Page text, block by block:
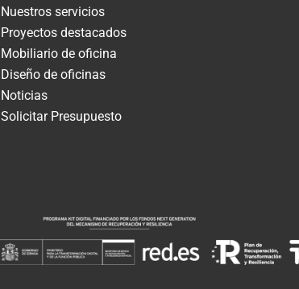
Nuestros servicios
Proyectos destacados
Mobiliario de oficina
Diseño de oficinas
Noticias
Solicitar Presupuesto